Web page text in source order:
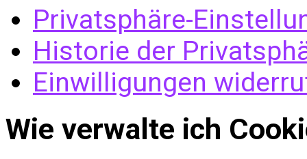
Privatsphäre-
Historie der
Einwilligungen
Wie verwalte ich